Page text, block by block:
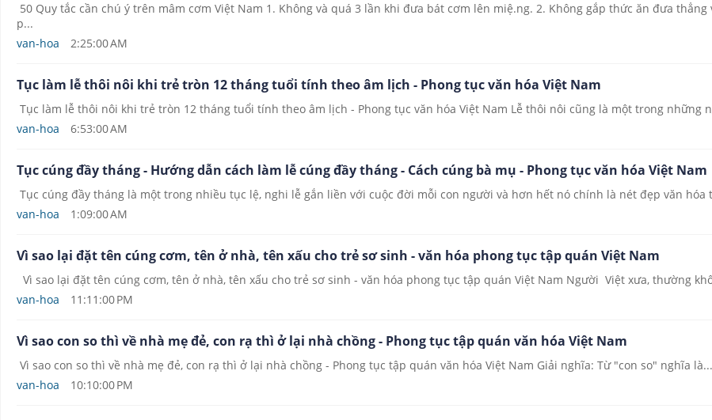
50 Quy tắc cần chú ý trên mâm cơm Việt Nam 1. Không và quá 3 lần khi đưa bát cơm lên miệ.ng. 2. Không gắp thức ăn đưa thẳng
p...
van-hoa
2:25:00 AM
Tục làm lễ thôi nôi khi trẻ tròn 12 tháng tuổi tính theo âm lịch - Phong tục văn hóa Việt Nam
Tục làm lễ thôi nôi khi trẻ tròn 12 tháng tuổi tính theo âm lịch - Phong tục văn hóa Việt Nam Lễ thôi nôi cũng là một trong những
van-hoa
6:53:00 AM
Tục cúng đầy tháng - Hướng dẫn cách làm lễ cúng đầy tháng - Cách cúng bà mụ - Phong tục văn hóa Việt Nam
Tục cúng đầy tháng là một trong nhiều tục lệ, nghi lễ gắn liền với cuộc đời mỗi con người và hơn hết nó chính là nét đẹp văn hóa
van-hoa
1:09:00 AM
Vì sao lại đặt tên cúng cơm, tên ở nhà, tên xấu cho trẻ sơ sinh - văn hóa phong tục tập quán Việt Nam
Vì sao lại đặt tên cúng cơm, tên ở nhà, tên xấu cho trẻ sơ sinh - văn hóa phong tục tập quán Việt Nam Người Việt xưa, thường
van-hoa
11:11:00 PM
Vì sao con so thì về nhà mẹ đẻ, con rạ thì ở lại nhà chồng - Phong tục tập quán văn hóa Việt Nam
Vì sao con so thì về nhà mẹ đẻ, con rạ thì ở lại nhà chồng - Phong tục tập quán văn hóa Việt Nam Giải nghĩa: Từ "con so" nghĩa là...
van-hoa
10:10:00 PM